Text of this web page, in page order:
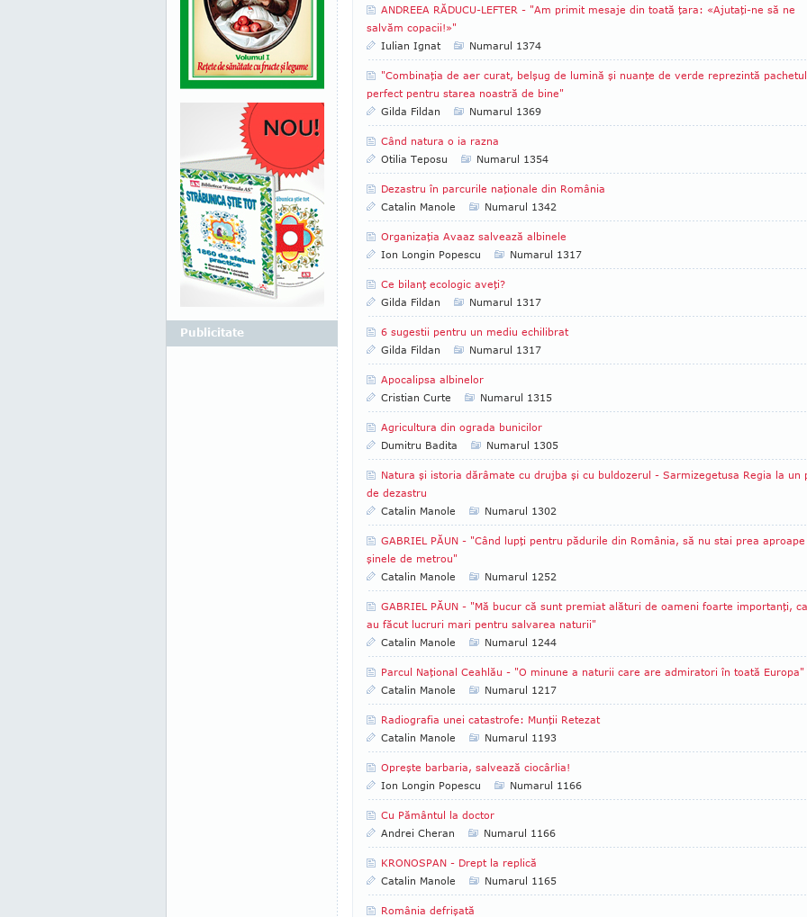
ANDREEA RĂDUCU-LEFTER - "Am primit mesaje din toată ţara: «Ajutaţi-ne să ne
salvăm copacii!»"
Iulian Ignat
Numarul 1374
"Combinaţia de aer curat, belşug de lumină şi nuanţe de verde reprezintă pachetul
perfect pentru starea noastră de bine"
Gilda Fildan
Numarul 1369
Când natura o ia razna
Otilia Teposu
Numarul 1354
Dezastru în parcurile naţionale din România
Catalin Manole
Numarul 1342
Organizaţia Avaaz salvează albinele
Ion Longin Popescu
Numarul 1317
Ce bilanţ ecologic aveţi?
Gilda Fildan
Numarul 1317
6 sugestii pentru un mediu echilibrat
Gilda Fildan
Numarul 1317
Apocalipsa albinelor
Cristian Curte
Numarul 1315
Agricultura din ograda bunicilor
Dumitru Badita
Numarul 1305
Natura şi istoria dărâmate cu drujba şi cu buldozerul - Sarmizegetusa Regia la un
de dezastru
Catalin Manole
Numarul 1302
GABRIEL PĂUN - "Când lupţi pentru pădurile din România, să nu stai prea aproape
şinele de metrou"
Catalin Manole
Numarul 1252
GABRIEL PĂUN - "Mă bucur că sunt premiat alături de oameni foarte importanţi,
au făcut lucruri mari pentru salvarea naturii"
Catalin Manole
Numarul 1244
Parcul Naţional Ceahlău - "O minune a naturii care are admiratori în toată Europa"
Catalin Manole
Numarul 1217
Radiografia unei catastrofe: Munţii Retezat
Catalin Manole
Numarul 1193
Opreşte barbaria, salvează ciocârlia!
Ion Longin Popescu
Numarul 1166
Cu Pământul la doctor
Andrei Cheran
Numarul 1166
KRONOSPAN - Drept la replică
Catalin Manole
Numarul 1165
România defrişată
Publicitate